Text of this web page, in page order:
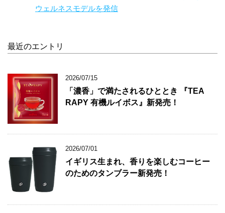
ウェルネスモデルを発信
最近のエントリ
2026/07/15
「濃香」で満たされるひととき 『TEA
RAPY 有機ルイボス』新発売！
2026/07/01
イギリス生まれ、香りを楽しむコーヒー
のためのタンブラー新発売！